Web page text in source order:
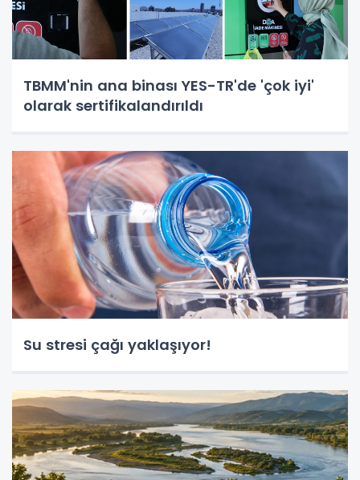
TBMM'nin ana binası YES-TR'de 'çok iyi'
olarak sertifikalandırıldı
Su stresi çağı yaklaşıyor!